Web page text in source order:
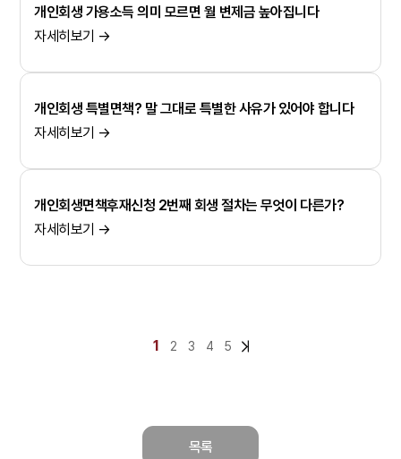
개인회생 가용소득 의미 모르면 월 변제금 높아집니다
자세히보기 →
개인회생 특별면책? 말 그대로 특별한 사유가 있어야 합니다
자세히보기 →
개인회생면책후재신청 2번째 회생 절차는 무엇이 다른가?
자세히보기 →
1 2 3 4 5
목록